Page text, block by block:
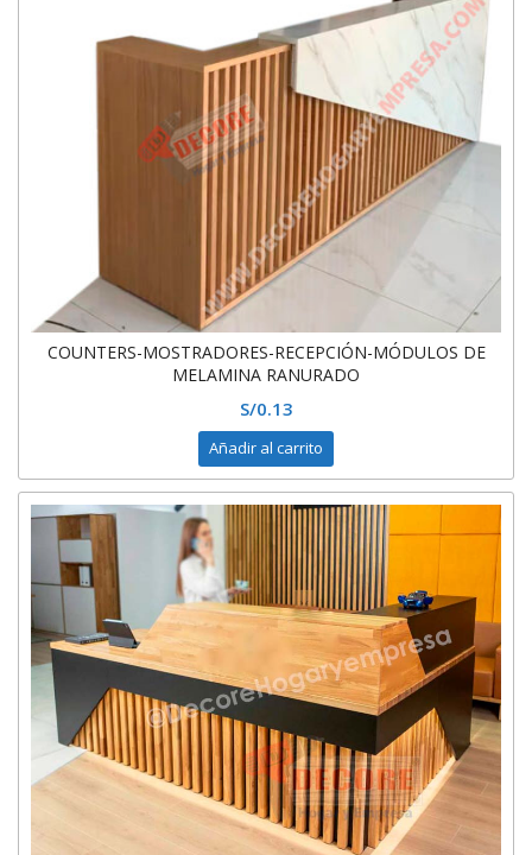
COUNTERS-MOSTRADORES-RECEPCIÓN-MÓDULOS DE
MELAMINA RANURADO
S/0.13
Añadir al carrito